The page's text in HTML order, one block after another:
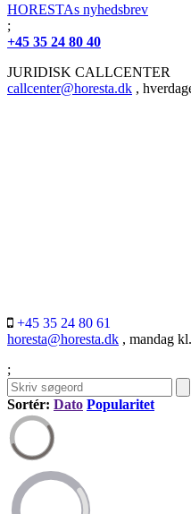
HORESTAs nyhedsbrev
;
+45 35 24 80 40
JURIDISK CALLCENTER
callcenter@horesta.dk ,
+45 35 24 80 61
horesta@horesta.dk , mandag
;
Sortér: Dato Popularitet